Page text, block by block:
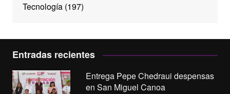
Tecnología(197)
Entradas recientes
Entrega Pepe Chedraui despensas
en San Miguel Canoa